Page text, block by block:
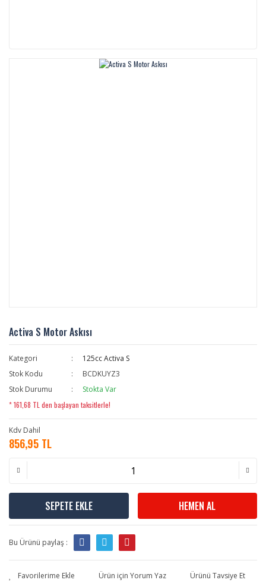
Activa S Motor Askısı
Kategori
125cc Activa S
Stok Kodu
BCDKUYZ3
Stok Durumu
Stokta Var
* 161,68 TL den başlayan taksitlerle!
Kdv Dahil
856,95 TL
SEPETE EKLE HEMEN AL
Bu Ürünü paylaş :
Ürün için Yorum Yaz Ürünü Tavsiye Et